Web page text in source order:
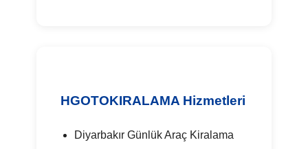
HGOTOKIRALAMA Hizmetleri
Diyarbakır Günlük Araç Kiralama